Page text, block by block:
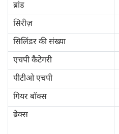
ब्रांड
सिरीज़
सिलिंडर की संख्या
एचपी कैटेगरी
पीटीओ एचपी
गियर बॉक्स
ब्रेक्स